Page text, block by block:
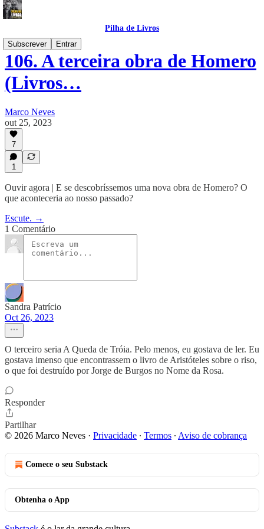
Pilha de Livros
Subscrever
Entrar
106. A terceira obra de Homero
(Livros…
Marco Neves
out 25, 2023
7
1
Ouvir agora | E se descobríssemos uma nova obra de Homero? O
que aconteceria ao nosso passado?
Escute. →
1 Comentário
Sandra Patrício
Oct 26, 2023
O terceiro seria A Queda de Tróia. Pelo menos, eu gostava de ler. Eu
gostava imenso que encontrassem o livro de Aristóteles sobre o riso,
o que foi destruído por Jorge de Burgos no Nome da Rosa.
Responder
Partilhar
© 2026 Marco Neves · Privacidade ∙ Termos ∙ Aviso de cobrança
Comece o seu Substack
Obtenha o App